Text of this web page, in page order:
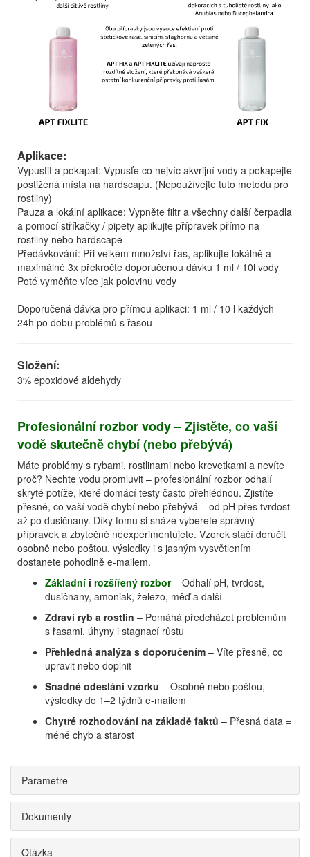
Aplikace:
Vypustit a pokapat: Vypusťe co nejvíc akvrijní vody a pokapejte
postižená místa na hardscapu. (Nepoužívejte tuto metodu pro
rostliny)
Pauza a lokální aplikace: Vypněte filtr a všechny další čerpadla
a pomocí stříkačky / pipety aplikujte přípravek přímo na
rostliny nebo hardscape
Předávkování: Při velkém množství řas, aplikujte lokálně a
maximálně 3x překročte doporučenou dávku 1 ml / 10l vody
Poté vyměňte více jak polovinu vody
Doporučená dávka pro přímou aplikaci: 1 ml / 10 l každých
24h po dobu problémů s řasou
Složení:
3% epoxidové aldehydy
Profesionální rozbor vody – Zjistěte, co vaší
vodě skutečně chybí (nebo přebývá)
Máte problémy s rybami, rostlinami nebo krevetkami a nevíte
proč? Nechte vodu promluvit – profesionální rozbor odhalí
skryté potíže, které domácí testy často přehlédnou. Zjistíte
přesně, co vaší vodě chybí nebo přebývá – od pH přes tvrdost
až po dusičnany. Díky tomu si snáze vyberete správný
přípravek a zbytečně neexperimentujete. Vzorek stačí doručit
osobně nebo poštou, výsledky i s jasným vysvětlením
dostanete pohodlně e-mailem.
Základní i rozšířený rozbor– Odhalí pH, tvrdost,
dusičnany, amoniak, železo, měď a další
Zdraví ryb a rostlin – Pomáhá předcházet problémům
s řasami, úhyny i stagnací růstu
Přehledná analýza s doporučením – Víte přesně, co
upravit nebo doplnit
Snadné odeslání vzorku – Osobně nebo poštou,
výsledky do 1–2 týdnů e-mailem
Chytré rozhodování na základě faktů – Přesná data =
méně chyb a starost
Parametre
Dokumenty
Otázka